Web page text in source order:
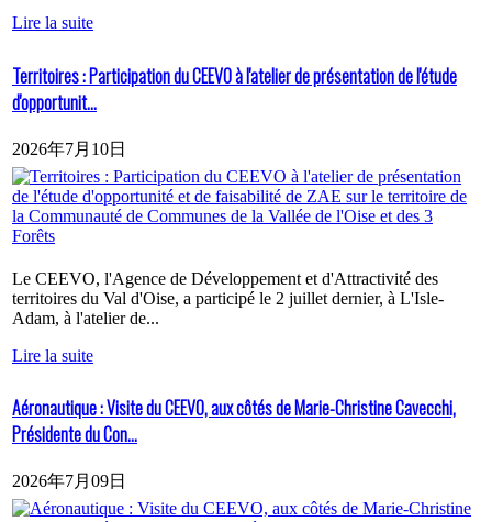
Lire la suite
Territoires : Participation du CEEVO à l'atelier de présentation de l'étude
d'opportunit...
2026年7月10日
Le CEEVO, l'Agence de Développement et d'Attractivité des
territoires du Val d'Oise, a participé le 2 juillet dernier, à L'Isle-
Adam, à l'atelier de...
Lire la suite
Aéronautique : Visite du CEEVO, aux côtés de Marie-Christine Cavecchi,
Présidente du Con...
2026年7月09日